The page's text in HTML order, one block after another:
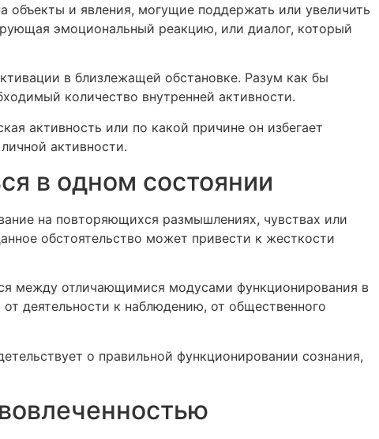
объекты и явления, могущие поддержать или увеличить
эмоциональный реакцию, или диалог, который
в близлежащей обстановке. Разум как бы
количество внутренней активности.
активность или по какой причине он избегает
активности.
в одном состоянии
на повторяющихся размышлениях, чувствах или
обстоятельство может привести к жесткости
между отличающимися модусами функционирования в
деятельности к наблюдению, от общественного
о правильной функционировании сознания,